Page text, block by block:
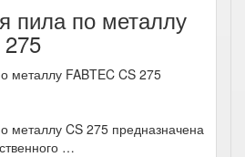
пила по металлу
металлу FABTEC CS 275
металлу CS 275 предназначена
…